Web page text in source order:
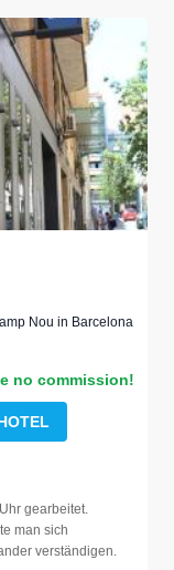
Nou in Barcelona
no commission!
gearbeitet.
man sich
verständigen.